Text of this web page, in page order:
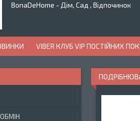
BonaDeHome - Дім, Сад , Відпочинок
VIBER КЛУБ VIP ПОСТІЙНИХ